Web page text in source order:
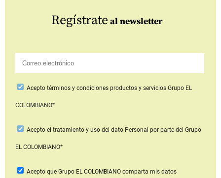
Regístrate al newsletter
Aceptotérminos y condiciones productos y serviciosGrupo EL
COLOMBIANO*
Acepto el tratamiento y uso del dato Personal por parte del Grupo
EL COLOMBIANO*
Acepto que Grupo EL COLOMBIANOcomparta mis datos